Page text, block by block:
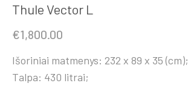
Thule Vector L
€1,800.00
Išoriniai matmenys: 232 x 89 x 35 (cm);
Talpa: 430 litrai;